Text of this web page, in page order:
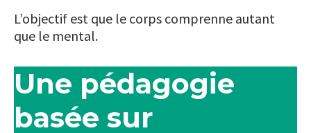
L’objectif est que le corps comprenne autant
que le mental.
Une pédagogie
basée sur